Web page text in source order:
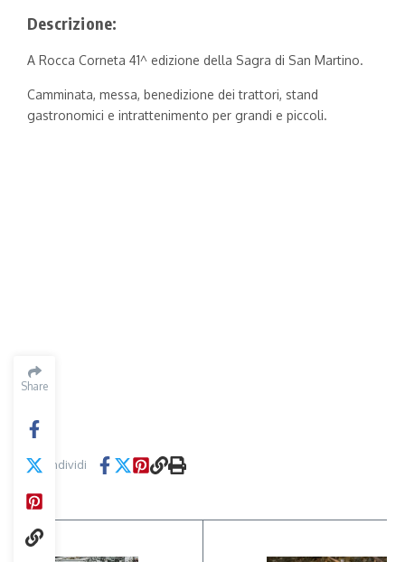
Share
Descrizione:
A Rocca Corneta 41^ edizione della Sagra di San Martino.
Camminata, messa, benedizione dei trattori, stand
gastronomici e intrattenimento per grandi e piccoli.
Condividi